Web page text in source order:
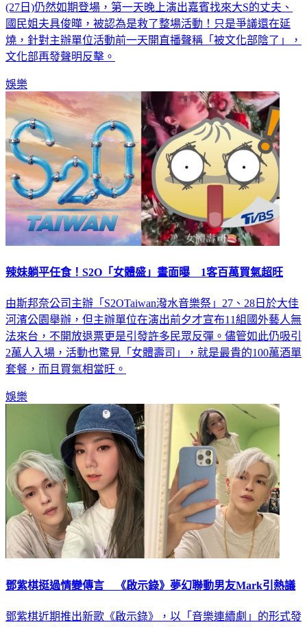
(27日)仍然如期登場，第一天晚上演出嘉賓找來大S的丈夫、
國民姐夫具俊曄，被認為是救了整場活動！只是爭議還在延
燒，針對主辦單位活動前一天開直播聲稱「被文化部陰了」，
文化部再發聲明反擊。
娛樂
辣妹躺平任食！S2O「女體盛」畫面曝 1客百萬買氣超旺
由斯邦奈公司主辦「S2OTaiwan潑水音樂祭」27、28日於大佳
河濱公園舉辦，但主辦單位在演出前夕才宣布11組國外藝人無
法來台，不開放退票更是引發許多民眾反彈。儘管如此仍吸引
2萬人入場，活動也驚見「女體壽司」，就是最貴的100萬酒單
套餐，而且買氣相當旺。
娛樂
鄧紫棋挺過情變傳言 《啟示錄》夢幻聯動男友Mark引熱議
鄧紫棋近期推出新歌《啟示錄》，以「音樂連續劇」的形式發